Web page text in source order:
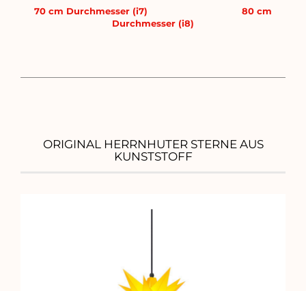
70 cm Durchmesser (i7)
80 cm
Durchmesser (i8)
ORIGINAL HERRNHUTER STERNE AUS
KUNSTSTOFF